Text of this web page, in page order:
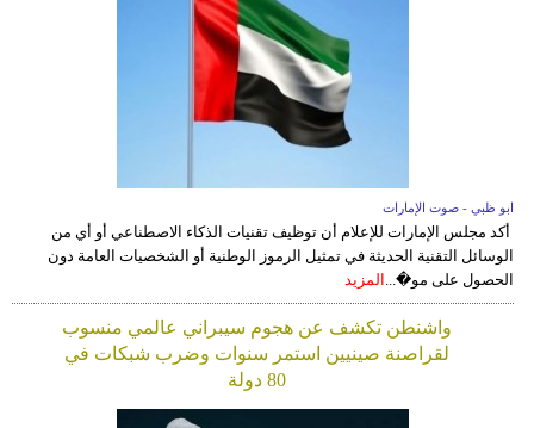
ابو ظبي - صوت الإمارات
أكد مجلس الإمارات للإعلام أن توظيف تقنيات الذكاء الاصطناعي أو أي من
الوسائل التقنية الحديثة في تمثيل الرموز الوطنية أو الشخصيات العامة دون
الحصول على مو�... المزيد
واشنطن تكشف عن هجوم سيبراني عالمي منسوب
لقراصنة صينيين استمر سنوات وضرب شبكات في
80 دولة